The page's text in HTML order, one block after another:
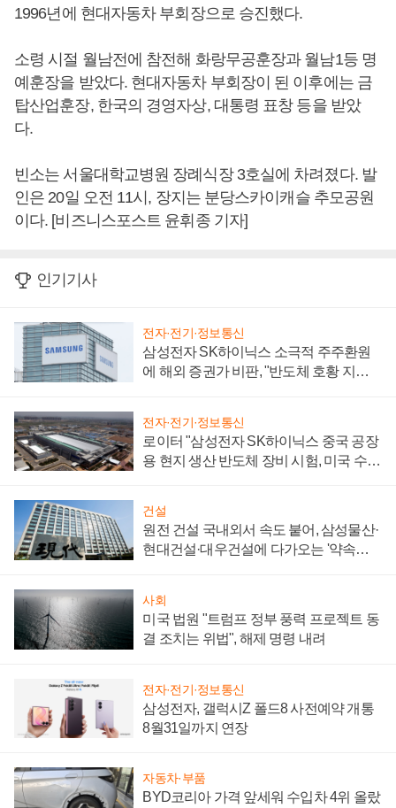
1996년에 현대자동차 부회장으로 승진했다.
소령 시절 월남전에 참전해 화랑무공훈장과 월남1등 명
예훈장을 받았다. 현대자동차 부회장이 된 이후에는 금
탑산업훈장, 한국의 경영자상, 대통령 표창 등을 받았
다.
빈소는 서울대학교병원 장례식장 3호실에 차려졌다. 발
인은 20일 오전 11시, 장지는 분당스카이캐슬 추모공원
이다. [비즈니스포스트 윤휘종 기자]
인기기사
전자·전기·정보통신
삼성전자 SK하이닉스 소극적 주주환원
에 해외 증권가 비판, "반도체 호황 지속
전자·전기·정보통신
로이터 "삼성전자 SK하이닉스 중국 공장
용 현지 생산 반도체 장비 시험, 미국 수출
건설
원전 건설 국내외서 속도 붙어, 삼성물산·
현대건설·대우건설에 다가오는 '약속의
사회
미국 법원 "트럼프 정부 풍력 프로젝트 동
결 조치는 위법", 해제 명령 내려
전자·전기·정보통신
삼성전자, 갤럭시Z 폴드8 사전예약 개통
8월31일까지 연장
자동차·부품
BYD코리아 가격 앞세워 수입차 4위 올랐